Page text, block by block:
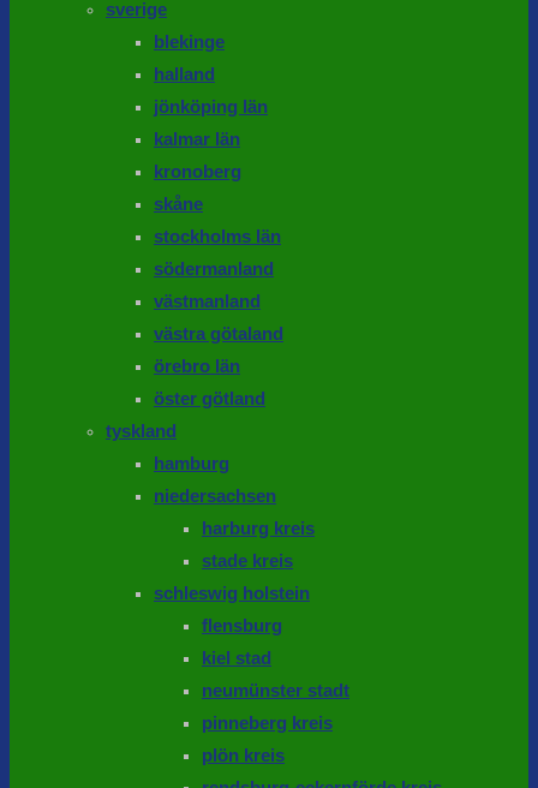
sverige
blekinge
halland
jönköping län
kalmar län
kronoberg
skåne
stockholms län
södermanland
västmanland
västra götaland
örebro län
öster götland
tyskland
hamburg
niedersachsen
harburg kreis
stade kreis
schleswig holstein
flensburg
kiel stad
neumünster stadt
pinneberg kreis
plön kreis